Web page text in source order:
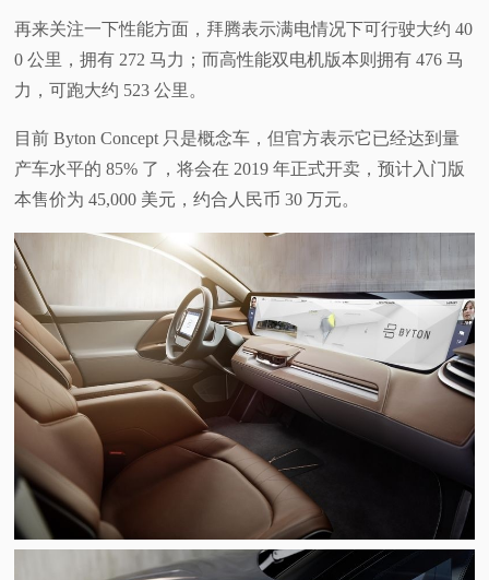
题
再来关注一下性能方面，拜腾表示满电情况下可行驶大约 40
0 公里，拥有 272 马力；而高性能双电机版本则拥有 476 马
力，可跑大约 523 公里。
目前 Byton Concept 只是概念车，但官方表示它已经达到量
产车水平的 85% 了，将会在 2019 年正式开卖，预计入门版
本售价为 45,000 美元，约合人民币 30 万元。